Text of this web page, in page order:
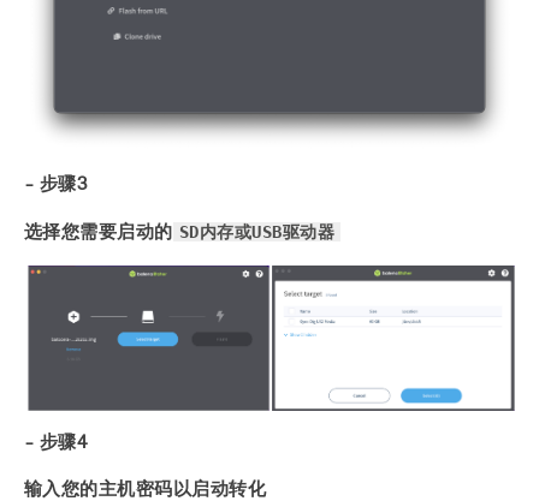
- 步骤3
选择您需要启动的 SD内存或USB驱动器
- 步骤4
输入您的主机密码以启动转化